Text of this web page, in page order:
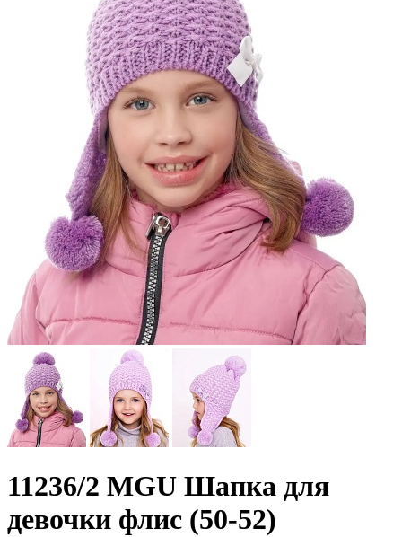
11236/2 MGU Шапка для
девочки флис (50-52)